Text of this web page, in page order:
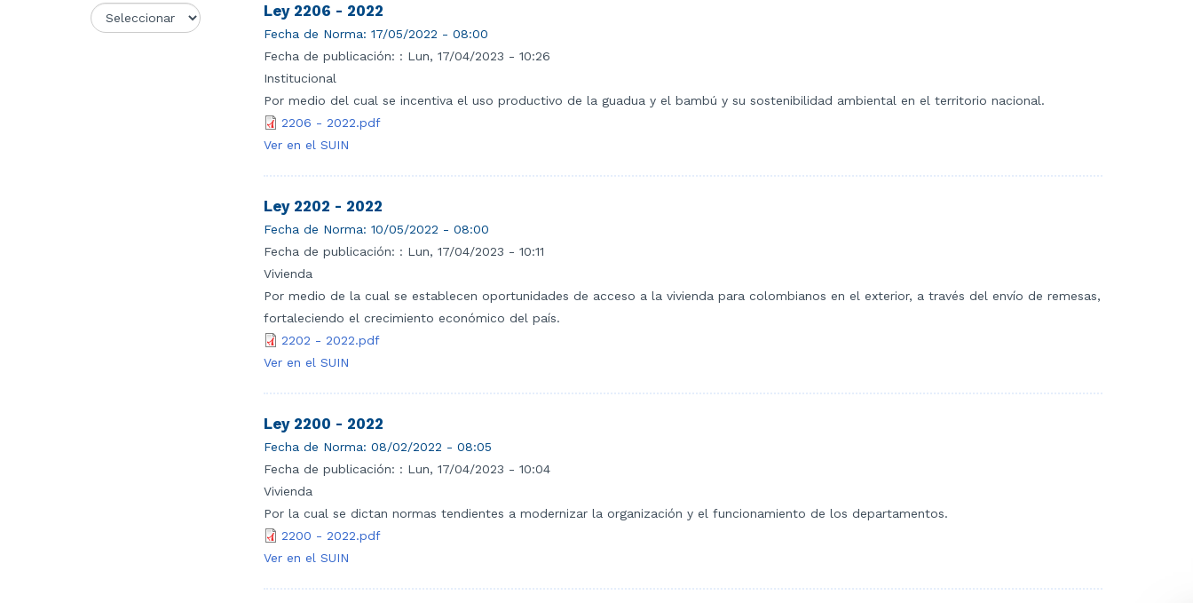
Ley 2206 - 2022
Fecha de Norma: 17/05/2022 - 08:00
Fecha de publicación: : Lun, 17/04/2023 - 10:26
Institucional
Por medio del cual se incentiva el uso productivo de la guadua y el bambú y su sostenibilidad ambiental en el territorio nacional.
2206 - 2022.pdf
Ver en el SUIN
Ley 2202 - 2022
Fecha de Norma: 10/05/2022 - 08:00
Fecha de publicación: : Lun, 17/04/2023 - 10:11
Vivienda
Por medio de la cual se establecen oportunidades de acceso a la vivienda para colombianos en el exterior, a través del envío de remesas,
fortaleciendo el crecimiento económico del país.
2202 - 2022.pdf
Ver en el SUIN
Ley 2200 - 2022
Fecha de Norma: 08/02/2022 - 08:05
Fecha de publicación: : Lun, 17/04/2023 - 10:04
Vivienda
Por la cual se dictan normas tendientes a modernizar la organización y el funcionamiento de los departamentos.
2200 - 2022.pdf
Ver en el SUIN